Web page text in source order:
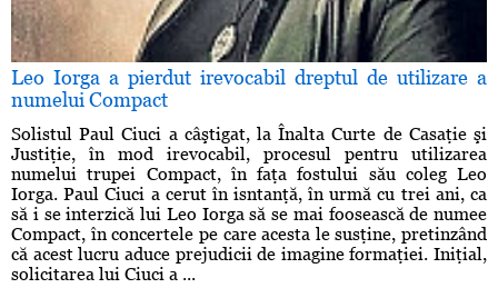
Leo Iorga a pierdut irevocabil dreptul de utilizare a
numelui Compact
Solistul Paul Ciuci a câştigat, la Înalta Curte de Casaţie şi
Justiţie, în mod irevocabil, procesul pentru utilizarea
numelui trupei Compact, în faţa fostului său coleg Leo
Iorga. Paul Ciuci a cerut în isntanţă, în urmă cu trei ani, ca
să i se interzică lui Leo Iorga să se mai foosească de numee
Compact, în concertele pe care acesta le susţine, pretinzând
că acest lucru aduce prejudicii de imagine formaţiei. Iniţial,
solicitarea lui Ciuci a ...